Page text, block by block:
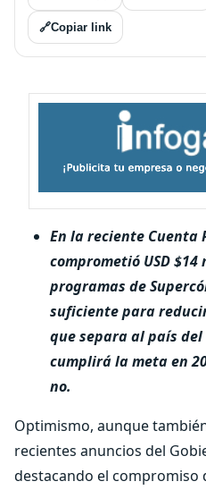
🔗Copiar link
En la reciente Cuenta
comprometió USD
programas de
suficiente para
que separa al país del
cumplirá la meta en
no.
Optimismo, aunque
recientes anuncios del
destacando el compromiso